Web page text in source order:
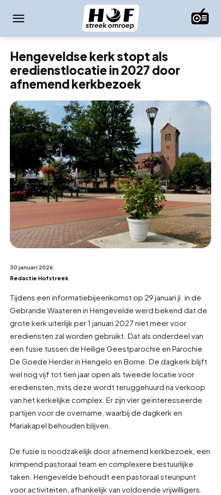
Hengeveldse kerk stopt als
eredienstlocatie in 2027 door
afnemend kerkbezoek
30 januari 2026
Redactie Hofstreek
Tijdens een informatiebijeenkomst op 29 januari jl. in de
Gebrande Waateren in Hengevelde werd bekend dat de
grote kerk uiterlijk per 1 januari 2027 niet meer voor
erediensten zal worden gebruikt. Dat als onderdeel van
een fusie tussen de Heilige Geestparochie en Parochie
De Goede Herder in Hengelo en Borne. De dagkerk blijft
wel nog vijf tot tien jaar open als tweede locatie voor
erediensten, mits deze wordt teruggehuurd na verkoop
van het kerkelijke complex. Er zijn vier geïnteresseerde
partijen voor de overname, waarbij de dagkerk en
Mariakapel behouden blijven.
De fusie is noodzakelijk door afnemend kerkbezoek, een
krimpend pastoraal team en complexere bestuurlijke
taken. Hengevelde behoudt een pastoraal steunpunt
voor activiteiten, afhankelijk van voldoende vrijwilligers.